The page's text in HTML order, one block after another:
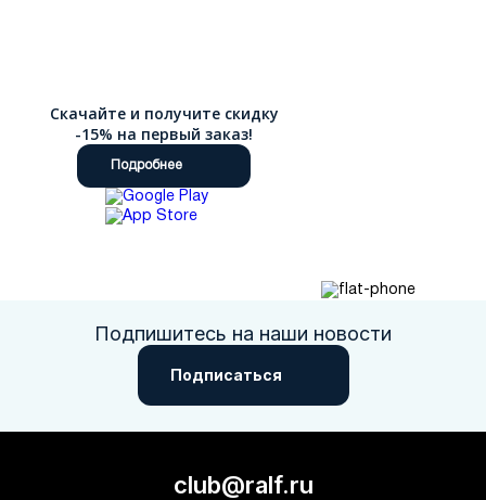
Скачайте и получите скидку
-15% на первый заказ!
Подробнее
Подпишитесь на наши новости
Подписаться
club@ralf.ru